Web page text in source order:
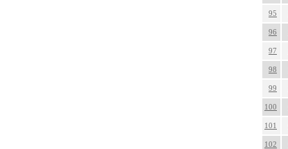
95
96
97
98
99
100
101
102